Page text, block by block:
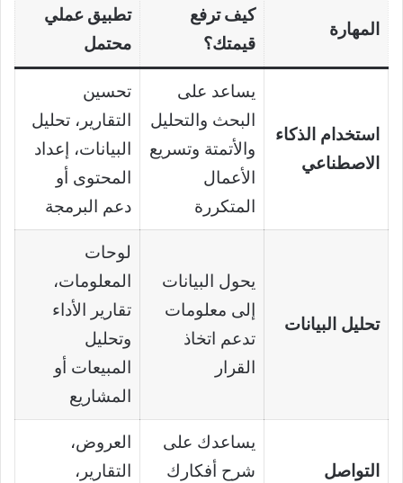
المهارة
كيف ترفع
قيمتك؟
تطبيق عملي
محتمل
استخدام الذكاء
الاصطناعي
يساعد على
البحث والتحليل
والأتمتة وتسريع
الأعمال
المتكررة
تحسين
التقارير، تحليل
البيانات، إعداد
المحتوى أو
دعم البرمجة
تحليل البيانات
يحول البيانات
إلى معلومات
تدعم اتخاذ
القرار
لوحات
المعلومات،
تقارير الأداء
وتحليل
المبيعات أو
المشاريع
التواصل
يساعدك على
شرح أفكارك
العروض،
التقارير،